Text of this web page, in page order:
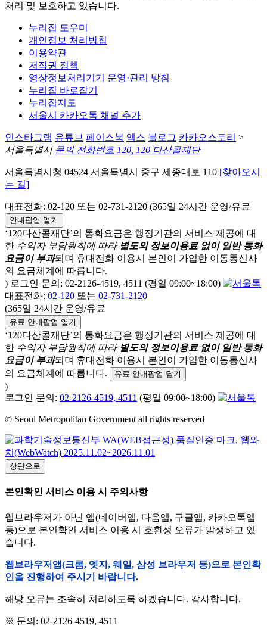
처리 및 보호하고 있습니다.
누리집 도우미
개인정보 처리방침
이용약관
저작권 정책
영상정보처리기기 운영·관리 방침
누리집 바로잡기
누리집지도
서울시 카카오톡 채널 추가
인스타그램 유튜브 페이스북 엑스 블로그 카카오스토리 >
서울특별시 문의 전화번호 120, 120 다산콜재단
서울특별시청 04524 서울특별시 중구 세종대로 110 [찾아오시
는 길]
대표전화: 02-120 또는 02-731-2120 (365일 24시간 운영/유료
안내팝업 열기
‘120다산콜재단’의 통화요금은 행정기관의 서비스 제공에 대
한 수익자 부담원칙에 따라 별도의 정보이용료 없이 일반 통화
요금이 부과되며 휴대전화 이용시 본인이 가입한 이동통신사
의 요금체계에 따릅니다.
) 로그인 문의: 02-2126-4519, 4511 (평일 09:00~18:00)
대표전화: 02-120 또는 02-731-2120
(365일 24시간 운영/유료
유료 안내팝업 열기
‘120다산콜재단’의 통화요금은 행정기관의 서비스 제공에 대
한 수익자 부담원칙에 따라 별도의 정보이용료 없이 일반 통화
요금이 부과되며 휴대전화 이용시 본인이 가입한 이동통신사
의 요금체계에 따릅니다.
유료 안내팝업 닫기
)
로그인 문의: 02-2126-4519, 4511 (평일 09:00~18:00)
© Seoul Metropolitan Government all rights reserved
상단으로
본인확인 서비스 이용 시 주의사항
웹브라우저가 아닌 앱(네이버앱, 다음앱, 구글앱, 카카오톡앱
등)으로 본인확인 서비스 이용 시 호환성 오류가 발생하고 있
습니다.
웹브라우저앱(크롬, 엣지, 웨일, 삼성 브라우저 등)으로 본인확
인을 진행하여 주시기 바랍니다.
해당 오류는 조속히 처리하도록 하겠습니다. 감사합니다.
※ 문의: 02-2126-4519, 4511